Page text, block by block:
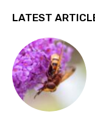
LATEST